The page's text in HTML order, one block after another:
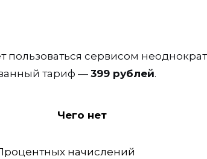
пользоваться сервисом
тариф — 399 рублей.
Чего нет
начислений